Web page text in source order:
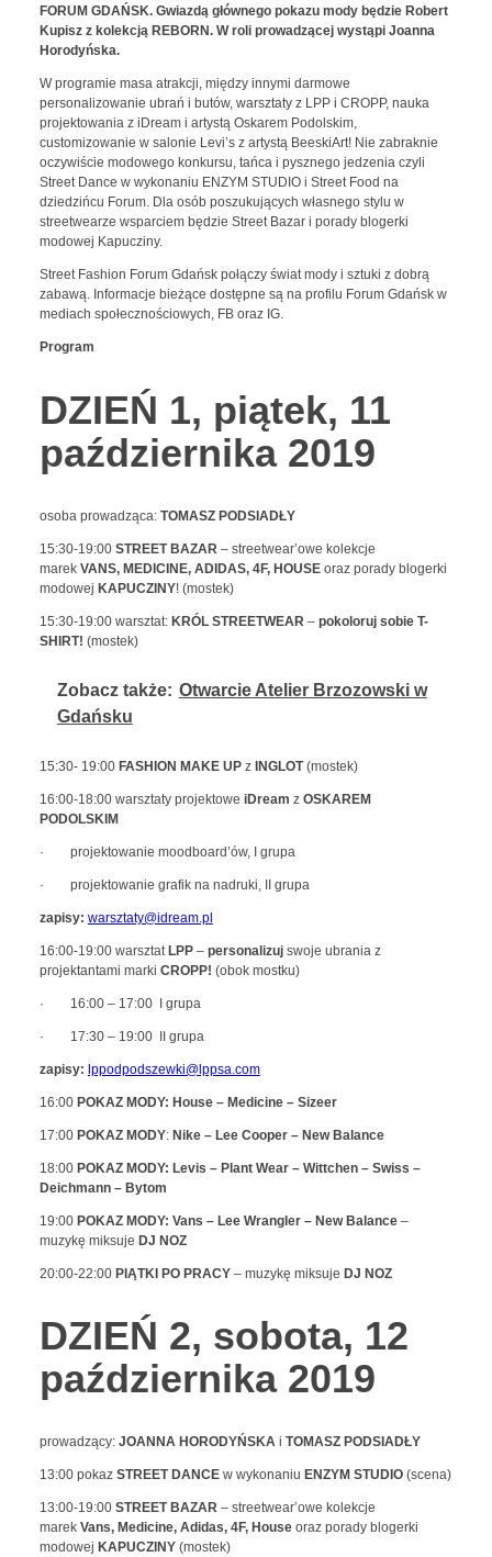
FORUM GDAŃSK. Gwiazdą głównego pokazu mody będzie Robert
Kupisz z kolekcją REBORN. W roli prowadzącej wystąpi Joanna
Horodyńska.
W programie masa atrakcji, między innymi darmowe
personalizowanie ubrań i butów, warsztaty z LPP i CROPP, nauka
projektowania z iDream i artystą Oskarem Podolskim,
customizowanie w salonie Levi’s z artystą BeeskiArt! Nie zabraknie
oczywiście modowego konkursu, tańca i pysznego jedzenia czyli
Street Dance w wykonaniu ENZYM STUDIO i Street Food na
dziedzińcu Forum. Dla osób poszukujących własnego stylu w
streetwearze wsparciem będzie Street Bazar i porady blogerki
modowej Kapucziny.
Street Fashion Forum Gdańsk połączy świat mody i sztuki z dobrą
zabawą. Informacje bieżące dostępne są na profilu Forum Gdańsk w
mediach społecznościowych, FB oraz IG.
Program
DZIEŃ 1, piątek, 11
października 2019
osoba prowadząca:TOMASZ PODSIADŁY
15:30-19:00 STREET BAZAR – streetwear’owe kolekcje
marek VANS, MEDICINE, ADIDAS, 4F, HOUSE oraz porady blogerki
modowej KAPUCZINY! (mostek)
15:30-19:00 warsztat: KRÓL STREETWEAR –pokoloruj sobie T-
SHIRT! (mostek)
Zobacz także: Otwarcie Atelier Brzozowski w
Gdańsku
15:30- 19:00 FASHION MAKE UPz INGLOT (mostek)
16:00-18:00 warsztaty projektowe iDream zOSKAREM
PODOLSKIM
· projektowanie moodboard’ów, I grupa
· projektowanie grafik na nadruki, II grupa
zapisy: warsztaty@idream.pl
16:00-19:00 warsztat LPP– personalizujswoje ubrania z
projektantami marki CROPP! (obok mostku)
· 16:00 – 17:00 I grupa
· 17:30 – 19:00 II grupa
zapisy: lppodpodszewki@lppsa.com
16:00 POKAZ MODY: House – Medicine – Sizeer
17:00 POKAZ MODY: Nike – Lee Cooper – New Balance
18:00 POKAZ MODY: Levis – Plant Wear – Wittchen – Swiss –
Deichmann – Bytom
19:00 POKAZ MODY: Vans – Lee Wrangler – New Balance –
muzykę miksuje DJ NOZ
20:00-22:00 PIĄTKI PO PRACY– muzykę miksuje DJ NOZ
DZIEŃ 2, sobota, 12
października 2019
prowadzący:JOANNA HORODYŃSKAi TOMASZ PODSIADŁY
13:00 pokaz STREET DANCEw wykonaniu ENZYM STUDIO (scena)
13:00-19:00 STREET BAZAR– streetwear’owe kolekcje
marek Vans, Medicine, Adidas, 4F, Houseoraz porady blogerki
modowej KAPUCZINY(mostek)